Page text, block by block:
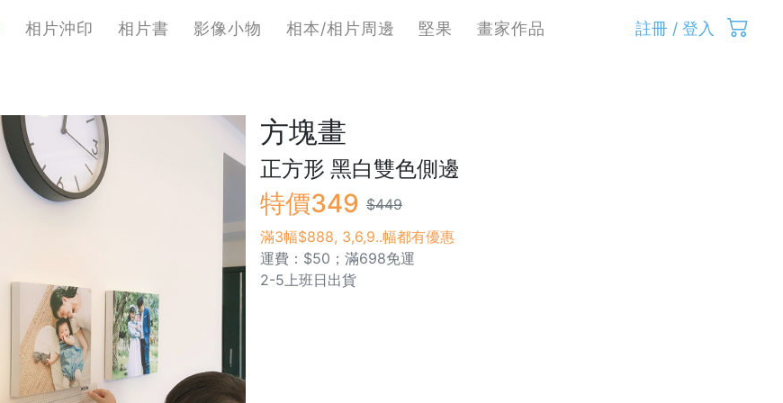
相片沖印 相片書 影像小物 相本/相片周邊 堅果 畫家作品 註冊 / 登入
方塊畫
正方形 黑白雙色側邊
特價349 $449
滿3幅$888, 3,6,9..幅都有優惠
運費：$50；滿698免運
2-5上班日出貨